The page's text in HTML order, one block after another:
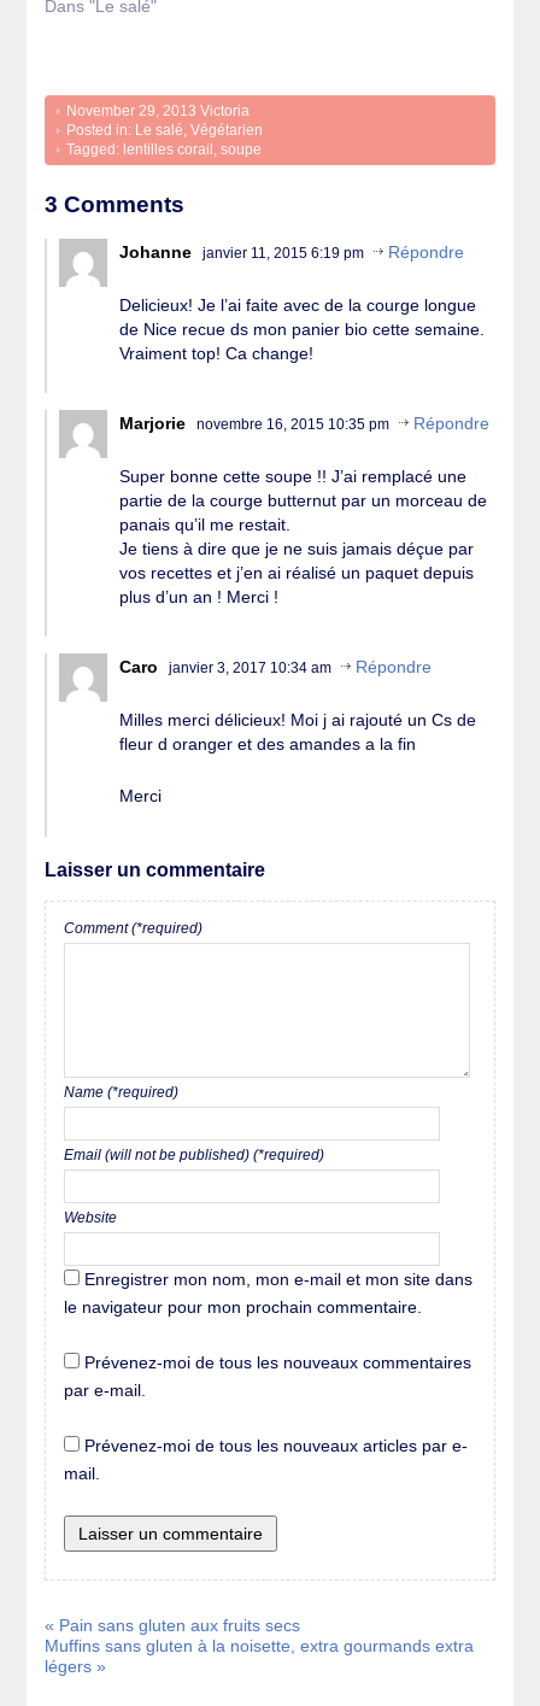
Dans "Le salé"
November 29, 2013 Victoria
Posted in:
Le salé ,Végétarien
Tagged: lentilles corail ,soupe
3 Comments
Johanne janvier 11, 2015 6:19 pm Répondre
Delicieux! Je l’ai faite avec de la courge longue
de Nice recue ds mon panier bio cette semaine.
Vraiment top! Ca change!
Marjorie novembre 16, 2015 10:35 pm Répondre
Super bonne cette soupe !! J’ai remplacé une
partie de la courge butternut par un morceau de
panais qu’il me restait.
Je tiens à dire que je ne suis jamais déçue par
vos recettes et j’en ai réalisé un paquet depuis
plus d’un an ! Merci !
Caro janvier 3, 2017 10:34 am Répondre
Milles merci délicieux! Moi j ai rajouté un Cs de
fleur d oranger et des amandes a la fin
Merci
Laisser un commentaire
Comment (*required)
Name (*required)
Email (will not be published) (*required)
Website
Enregistrer mon nom, mon e-mail et mon site dans
le navigateur pour mon prochain commentaire.
Prévenez-moi de tous les nouveaux commentaires
par e-mail.
Prévenez-moi de tous les nouveaux articles par e-
mail.
« Pain sans gluten aux fruits secs
Muffins sans gluten à la noisette, extra gourmands extra
légers »